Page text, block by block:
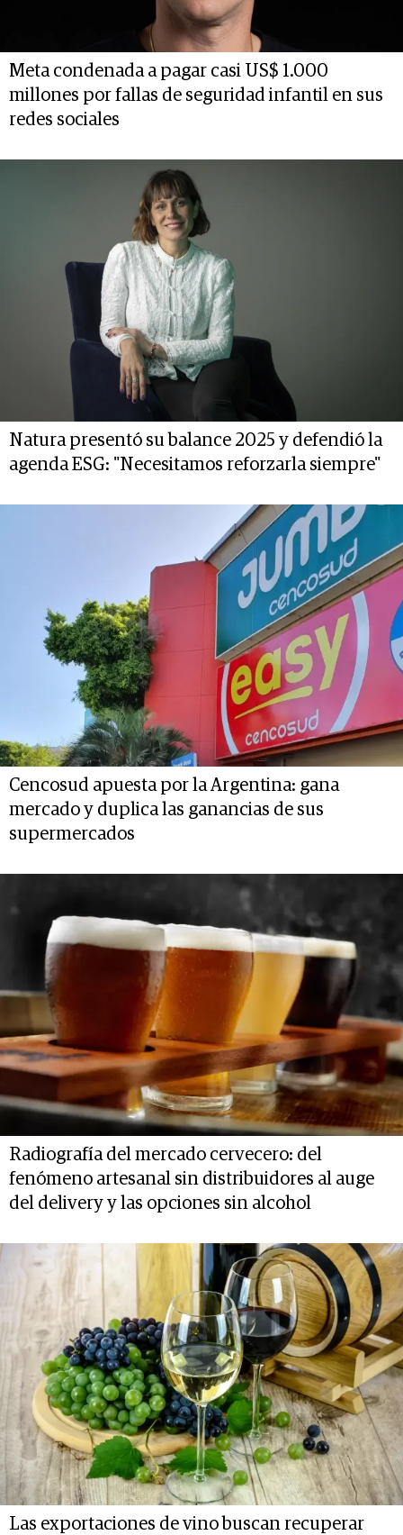
Meta condenada a pagar casi US$ 1.000
millones por fallas de seguridad infantil en sus
redes sociales
Natura presentó su balance 2025 y defendió la
agenda ESG: "Necesitamos reforzarla siempre"
Cencosud apuesta por la Argentina: gana
mercado y duplica las ganancias de sus
supermercados
Radiografía del mercado cervecero: del
fenómeno artesanal sin distribuidores al auge
del delivery y las opciones sin alcohol
Las exportaciones de vino buscan recuperar